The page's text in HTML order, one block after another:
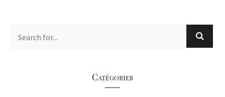
Catégories